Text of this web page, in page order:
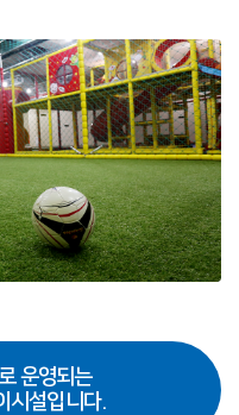
운영되는
시설입니다.